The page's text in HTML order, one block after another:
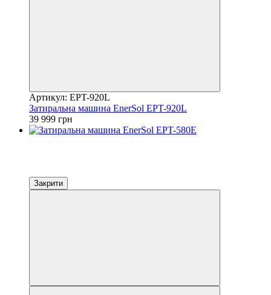
Артикул: EPT-920L
Затиральна машина EnerSol EPT-920L
39 999 грн
Закрити